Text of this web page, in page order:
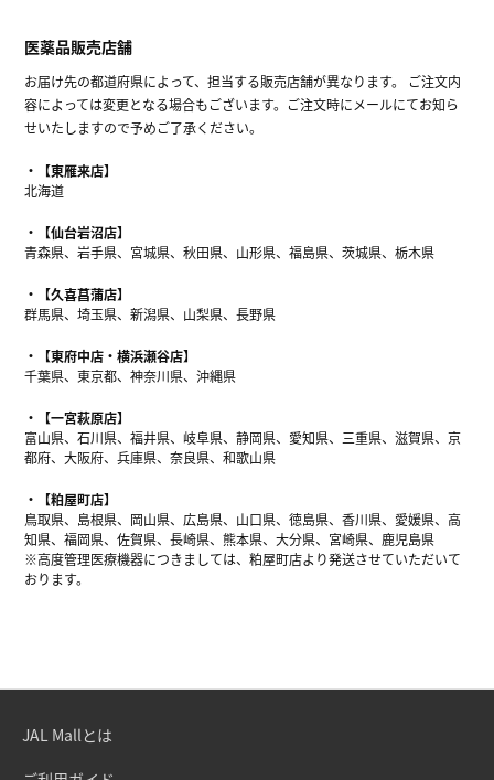
医薬品販売店舗
お届け先の都道府県によって、担当する販売店舗が異なります。 ご注文内
容によっては変更となる場合もございます。ご注文時にメールにてお知ら
せいたしますので予めご了承ください。
【東雁来店】
北海道
【仙台岩沼店】
青森県、岩手県、宮城県、秋田県、山形県、福島県、茨城県、栃木県
【久喜菖蒲店】
群馬県、埼玉県、新潟県、山梨県、長野県
【東府中店・横浜瀬谷店】
千葉県、東京都、神奈川県、沖縄県
【一宮萩原店】
富山県、石川県、福井県、岐阜県、静岡県、愛知県、三重県、滋賀県、京
都府、大阪府、兵庫県、奈良県、和歌山県
【粕屋町店】
鳥取県、島根県、岡山県、広島県、山口県、徳島県、香川県、愛媛県、高
知県、福岡県、佐賀県、長崎県、熊本県、大分県、宮崎県、鹿児島県
※高度管理医療機器につきましては、粕屋町店より発送させていただいて
おります。
JAL Mallとは